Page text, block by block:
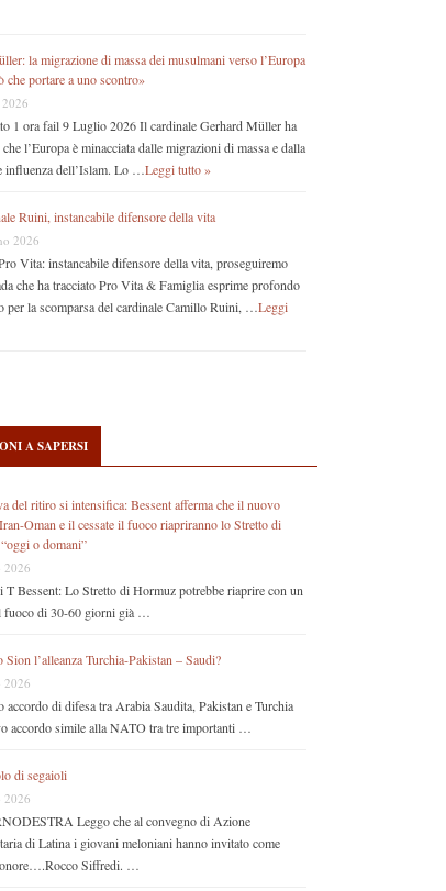
la migrazione di massa dei musulmani verso l’Europa
che portare a uno scontro»
1 ora fail 9 Luglio 2026 Il cardinale Gerhard Müller ha
l’Europa è minacciata dalle migrazioni di massa e dalla
influenza dell’Islam. Lo … Leggi tutto »
Ruini, instancabile difensore della vita
2026
Vita: instancabile difensore della vita, proseguiremo
che ha tracciato Pro Vita & Famiglia esprime profondo
per la scomparsa del cardinale Camillo Ruini, … Leggi
A SAPERSI
del ritiro si intensifica: Bessent afferma che il nuovo
Oman e il cessate il fuoco riapriranno lo Stretto di
o domani”
2026
T Bessent: Lo Stretto di Hormuz potrebbe riaprire con un
fuoco di 30-60 giorni già …
Sion l’alleanza Turchia-Pakistan – Saudi?
2026
accordo di difesa tra Arabia Saudita, Pakistan e Turchia
accordo simile alla NATO tra tre importanti …
di segaioli
2026
Leggo che al convegno di Azione
di Latina i giovani meloniani hanno invitato come
Siffredi. …